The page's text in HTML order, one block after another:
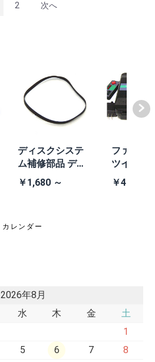
2 次へ
ディスクシステ
ム補修部品 ディ
スクシステム用
交換ベルト
￥1,680 ～
ファミコ
ツインフ
ン本体
黒・連射
￥41,980
カレンダー
2026年8月
水 木 金
土
1
5 6 7
8